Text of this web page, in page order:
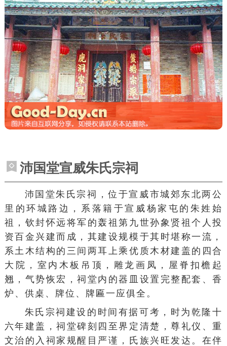
沛国堂宣威朱氏宗祠
沛国堂朱氏宗祠，位于宣威市城郊东北两公
里的环城路边，系落籍于宣威杨家屯的朱姓始
祖，钦封怀远将军 的轰祖第九世孙象贤祖个人投
资百金兴建而成，其建设规模于其时堪称一流，
系土木结构的三间两耳上乘优质木材建盖的四合
大院，室内木板吊顶，雕龙画凤，屋脊扣檐起
翘，气势恢宏，祠堂内的器皿设置完整配套、香
炉、供桌、牌位、牌匾一应俱全。
朱氏宗祠建设的时间有据可考，时为乾隆十
六年建盖，祠堂碑刻四至界定清楚，尊礼仪、重
文治的入祠家规醒目严谨，氏族兴旺发达。在伴